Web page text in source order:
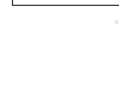
ITエンジニア向け専門サイ